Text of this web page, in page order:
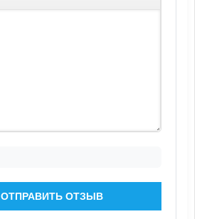
ОТПРАВИТЬ ОТЗЫВ